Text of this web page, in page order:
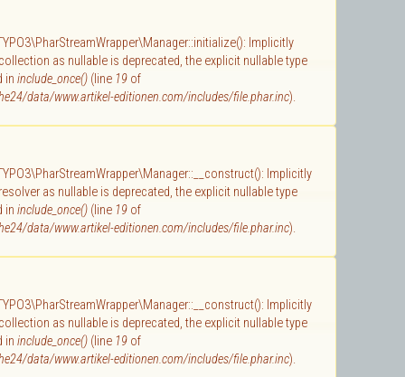
Implicitly
as nullable is deprecated, the explicit nullable type
in include_once() (line 19 of
data/www.artikel-editionen.com/includes/file.phar.inc).
Implicitly
as nullable is deprecated, the explicit nullable type
in include_once() (line 19 of
data/www.artikel-editionen.com/includes/file.phar.inc).
Implicitly
as nullable is deprecated, the explicit nullable type
in include_once() (line 19 of
data/www.artikel-editionen.com/includes/file.phar.inc).